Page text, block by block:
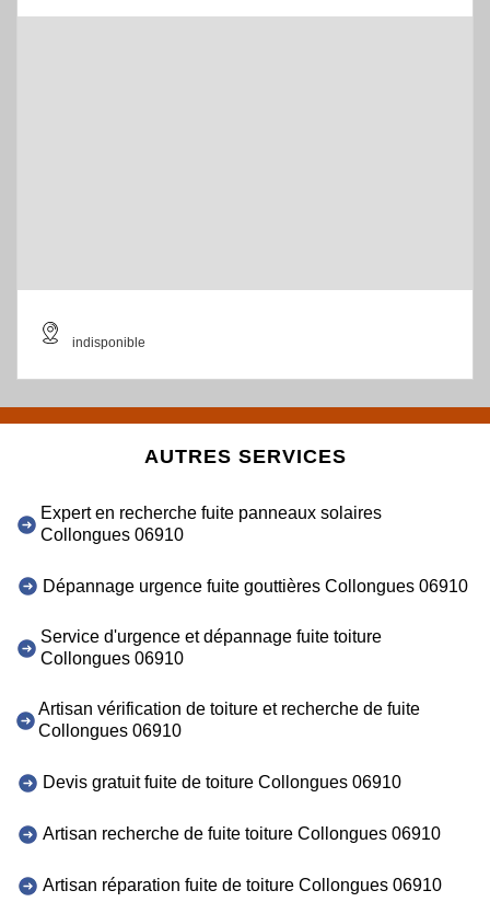
indisponible
AUTRES SERVICES
Expert en recherche fuite panneaux solaires
Collongues 06910
Dépannage urgence fuite gouttières Collongues 06910
Service d'urgence et dépannage fuite toiture
Collongues 06910
Artisan vérification de toiture et recherche de fuite
Collongues 06910
Devis gratuit fuite de toiture Collongues 06910
Artisan recherche de fuite toiture Collongues 06910
Artisan réparation fuite de toiture Collongues 06910